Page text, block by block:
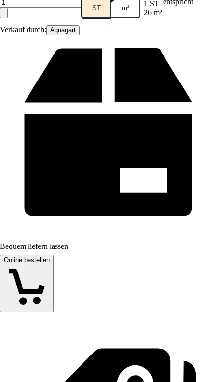
Verkauf durch: Aquagart
ST m² 1 ST entspricht
26 m²
Bequem liefern lassen
Online bestellen